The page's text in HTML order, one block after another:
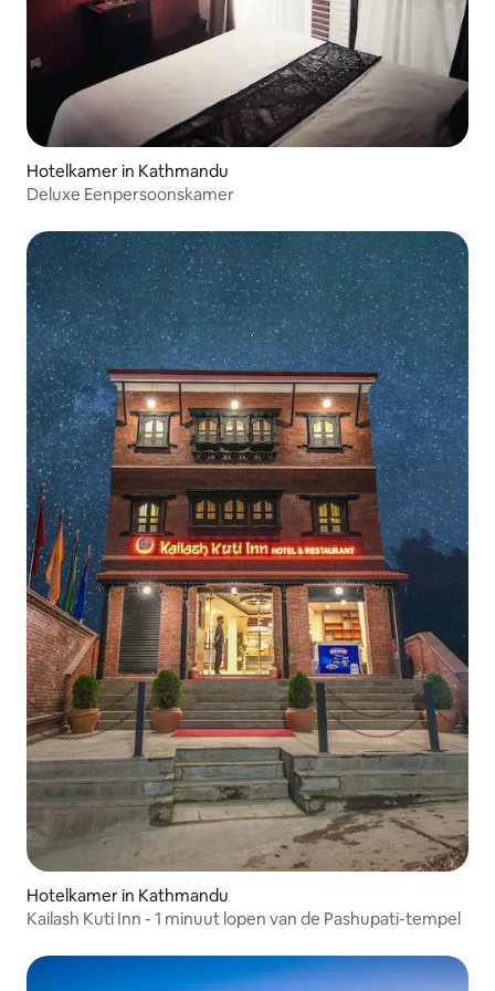
Hotelkamer in Kathmandu
Deluxe Eenpersoonskamer
Hotelkamer in Kathmandu
Kailash Kuti Inn - 1 minuut lopen van de Pashupati-tempel